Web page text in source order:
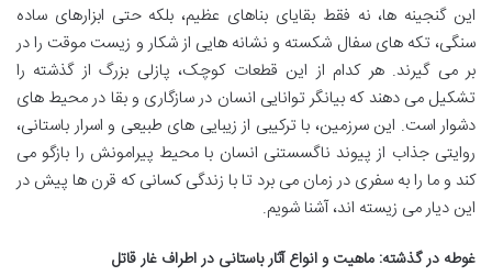
این گنجینه ها، نه فقط بقایای بناهای عظیم، بلکه حتی ابزارهای ساده
سنگی، تکه های سفال شکسته و نشانه هایی از شکار و زیست موقت را در
بر می گیرند. هر کدام از این قطعات کوچک، پازلی بزرگ از گذشته را
تشکیل می دهند که بیانگر توانایی انسان در سازگاری و بقا در محیط های
دشوار است. این سرزمین، با ترکیبی از زیبایی های طبیعی و اسرار باستانی،
روایتی جذاب از پیوند ناگسستنی انسان با محیط پیرامونش را بازگو می
کند و ما را به سفری در زمان می برد تا با زندگی کسانی که قرن ها پیش در
این دیار می زیسته اند، آشنا شویم.
غوطه در گذشته: ماهیت و انواع آثار باستانی در اطراف غار قاتل